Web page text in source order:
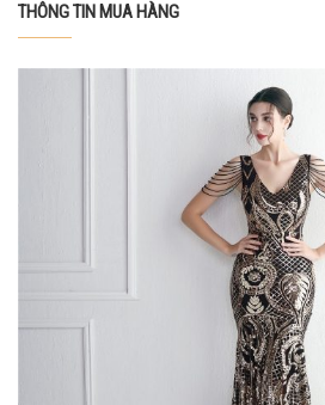
THÔNG TIN MUA HÀNG